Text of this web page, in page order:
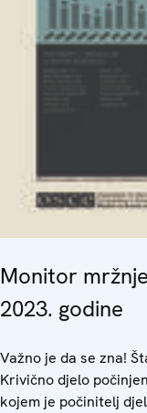
Monitor
2023. godine
Važno je da se zna!
Krivično djelo
kojem je počinitelj